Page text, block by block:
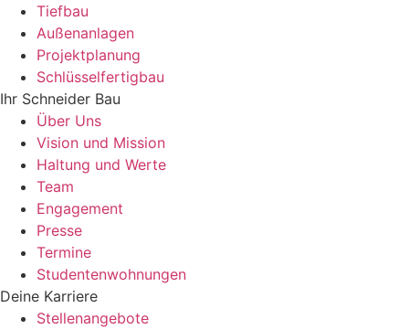
Tiefbau
Außenanlagen
Projektplanung
Schlüsselfertigbau
Ihr Schneider Bau
Über Uns
Vision und Mission
Haltung und Werte
Team
Engagement
Presse
Termine
Studentenwohnungen
Deine Karriere
Stellenangebote